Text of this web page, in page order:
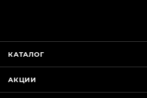
КАТАЛОГ
АКЦИИ
WhatsApp